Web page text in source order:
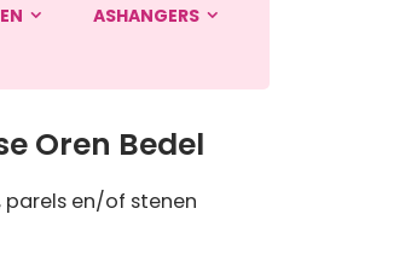
ASHANGERS
Oren Bedel
en/of stenen